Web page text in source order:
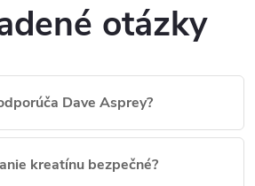
otázky
Dave Asprey?
kreatínu bezpečné?